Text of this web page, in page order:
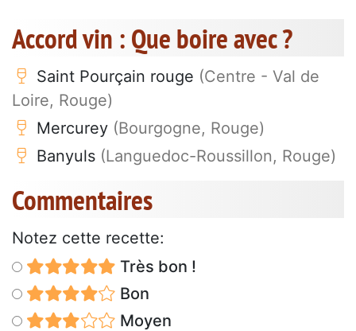
Accord vin : Que boire avec ?
Saint Pourçain rouge (Centre - Val de
Loire, Rouge)
Mercurey (Bourgogne, Rouge)
Banyuls (Languedoc-Roussillon, Rouge)
Commentaires
Notez cette recette:
Très bon !
Bon
Moyen